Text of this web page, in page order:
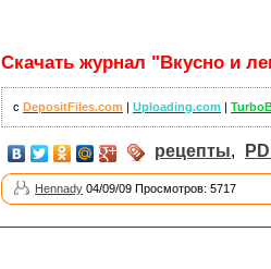
Скачать журнал "Вкусно и
с DepositFiles.com Uploading.com
рецепты,
Hennady 04/09/09 Просмотров: 5717